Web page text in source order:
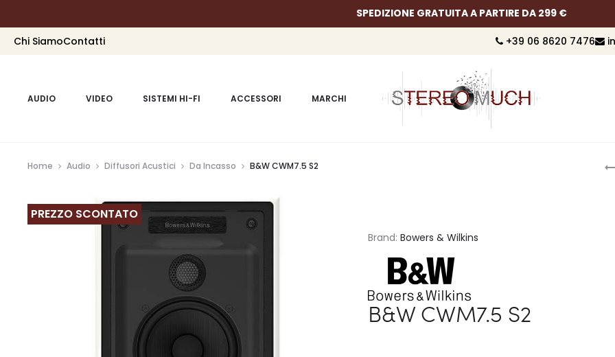
SPEDIZIONE GRATUITA A PARTIRE DA 299 €
Chi SiamoContatti +39 06 8620 7476
AUDIO VIDEO SISTEMI HI-FI ACCESSORI MARCHI
Home Audio Diffusori Acustici Da Incasso B&W CWM7.5 S2
PREZZO SCONTATO
Brand:Bowers & Wilkins
B&W CWM7.5 S2